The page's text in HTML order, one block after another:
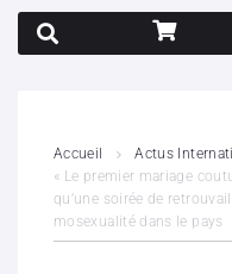
Contenus litigieux
Accueil
Actus
« Le premier mariage
qu’une soirée de
mosexualité dans le pays